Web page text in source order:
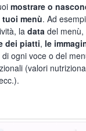
mostrare o
menù. Ad
la data del menù,
dei piatti, le
di ogni voce o del
(valori